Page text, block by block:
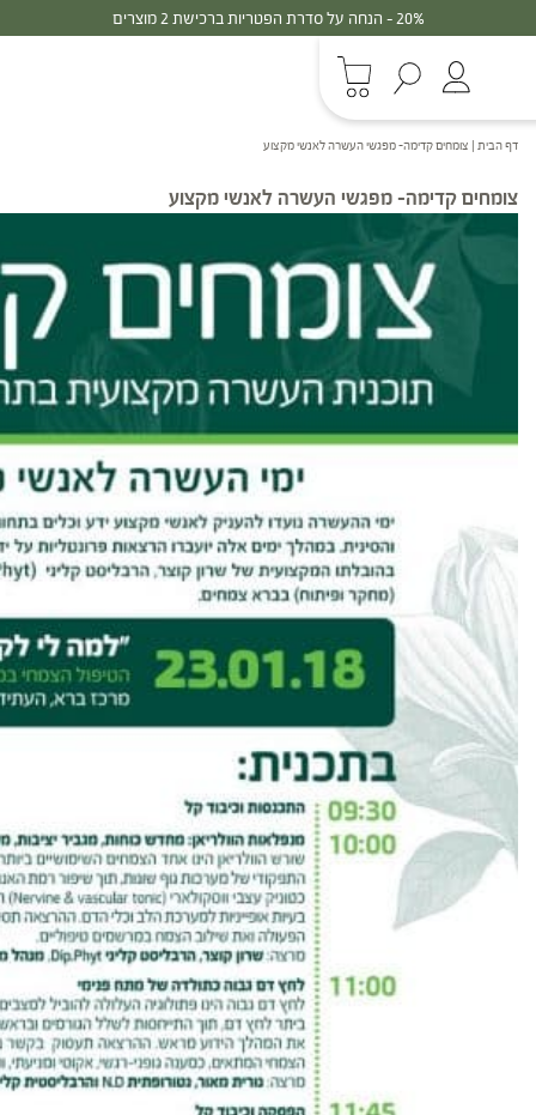
30% - הנחה על סדרת הפטריות ברכישת 3 מוצרים
דף הבית | צומחים קדימה- מפגשי העשרה לאנשי מקצוע
צומחים קדימה- מפגשי העשרה לאנשי מקצוע